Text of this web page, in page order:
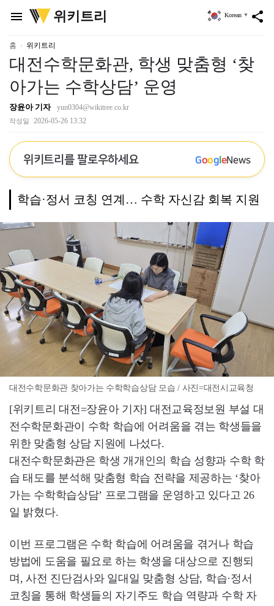
menu
위
키
리
위키트리 share
Korean ▼
홈 위키트리
대전수학문화관, 학생 맞춤형 ‘찾
아가는 수학상담’ 운영
장윤아 기자 yun0304@wikitree.co.kr
작성일 2026-05-26 13:32
위키트리를 팔로우하세요 GoogleNews
학습·정서 코칭 연계… 수학 자신감 회복 지원
대전수학문화관 찾아가는 수학학습상담 모습 / 사진=대전시교육청
[위키트리 대전=장윤아 기자] 대전교육정보원 부설 대
전수학문화관이 수학 학습에 어려움을 겪는 학생들을
위한 맞춤형 상담 지원에 나섰다.
대전수학문화관은 학생 개개인의 학습 성향과 수학 학
습 태도를 분석해 맞춤형 학습 전략을 제공하는 ‘찾아
가는 수학학습상담’ 프로그램을 운영하고 있다고 26
일 밝혔다.
이번 프로그램은 수학 학습에 어려움을 겪거나 학습
방법에 도움을 필요로 하는 학생을 대상으로 진행되
며, 사전 진단검사와 일대일 맞춤형 상담, 학습·정서
코칭을 통해 학생들의 자기주도 학습 역량과 수학 자